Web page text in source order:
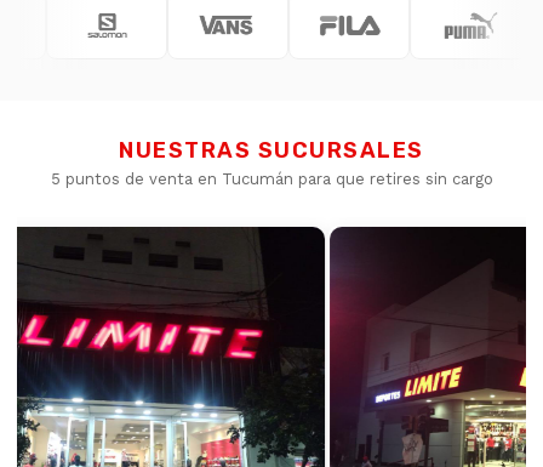
NUESTRAS SUCURSALES
5 puntos de venta en Tucumán para que retires sin cargo